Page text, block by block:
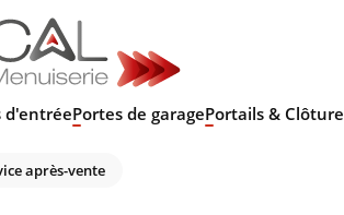
d'entréePortes de garagePortails &
après-vente